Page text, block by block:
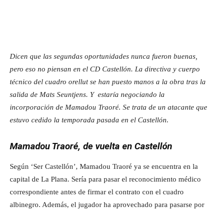
Dicen que las segundas oportunidades nunca fueron buenas,
pero eso no piensan en el CD Castellón. La directiva y cuerpo
técnico del cuadro orellut se han puesto manos a la obra tras la
salida de Mats Seuntjens. Y estaría negociando la
incorporación de Mamadou Traoré. Se trata de un atacante que
estuvo cedido la temporada pasada en el Castellón.
Mamadou Traoré, de vuelta en Castellón
Según ‘Ser Castellón’, Mamadou Traoré ya se encuentra en la
capital de La Plana. Sería para pasar el reconocimiento médico
correspondiente antes de firmar el contrato con el cuadro
albinegro. Además, el jugador ha aprovechado para pasarse por